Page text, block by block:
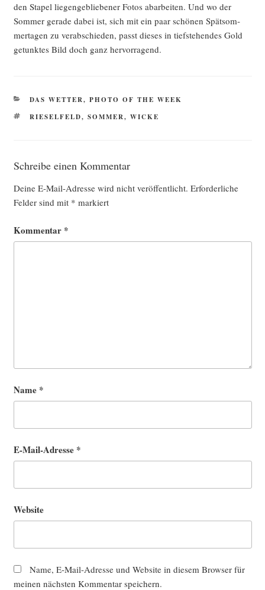
den Sta­pel lie­gen­ge­blie­be­ner Fotos abar­bei­ten. Und wo der
Som­mer gera­de dabei ist, sich mit ein paar schö­nen Spät­som­
mer­ta­gen zu ver­ab­schie­den, passt die­ses in tief­stehen­des Gold
getunk­tes Bild doch ganz hervorragend.
KATEGORIEN
DAS WETTER, PHOTO OF THE WEEK
SCHLAGWÖRTER
RIESELFELD, SOMMER, WICKE
Schreibe einen Kommentar
Deine E-Mail-Adresse wird nicht veröffentlicht. Erforderliche
Felder sind mit * markiert
Kommentar *
Name *
E-Mail-Adresse *
Website
Name, E-Mail-Adresse und Website in diesem Browser für
meinen nächsten Kommentar speichern.